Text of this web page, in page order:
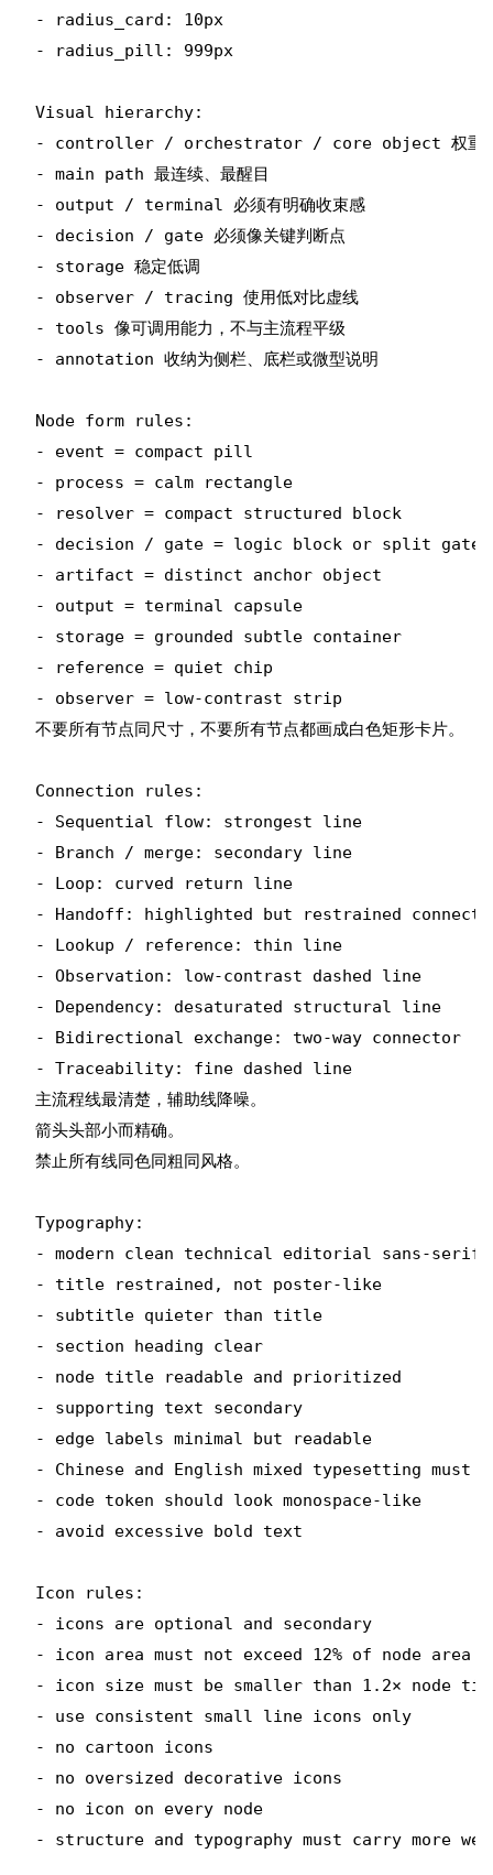
- radius_card: 10px
- radius_pill: 999px
Visual hierarchy:
- controller / orchestrator / core object 权重
- main path 最连续、最醒目
- output / terminal 必须有明确收束感
- decision / gate 必须像关键判断点
- storage 稳定低调
- observer / tracing 使用低对比虚线
- tools 像可调用能力，不与主流程平级
- annotation 收纳为侧栏、底栏或微型说明
Node form rules:
- event = compact pill
- process = calm rectangle
- resolver = compact structured block
- decision / gate = logic block or split gate
- artifact = distinct anchor object
- output = terminal capsule
- storage = grounded subtle container
- reference = quiet chip
- observer = low-contrast strip
不要所有节点同尺寸，不要所有节点都画成白色矩形卡片。
Connection rules:
- Sequential flow: strongest line
- Branch / merge: secondary line
- Loop: curved return line
- Handoff: highlighted but restrained
- Lookup / reference: thin line
- Observation: low-contrast dashed line
- Dependency: desaturated structural line
- Bidirectional exchange: two-way connector
- Traceability: fine dashed line
主流程线最清楚，辅助线降噪。
箭头头部小而精确。
禁止所有线同色同粗同风格。
Typography:
- modern clean technical editorial sans-serif
- title restrained, not poster-like
- subtitle quieter than title
- section heading clear
- node title readable and prioritized
- supporting text secondary
- edge labels minimal but readable
- Chinese and English mixed typesetting must
- code token should look monospace-like
- avoid excessive bold text
Icon rules:
- icons are optional and secondary
- icon area must not exceed 12% of node area
- icon size must be smaller than 1.2× node
- use consistent small line icons only
- no cartoon icons
- no oversized decorative icons
- no icon on every node
- structure and typography must carry more